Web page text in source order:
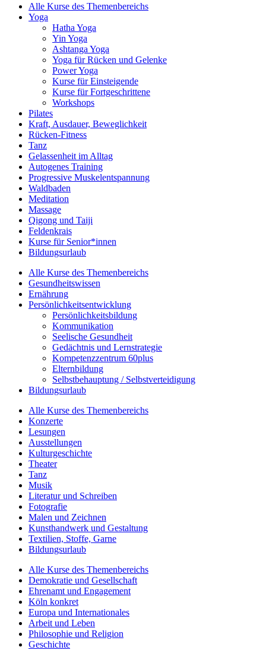
Alle Kurse des Themenbereichs
Yoga
Hatha Yoga
Yin Yoga
Ashtanga Yoga
Yoga für Rücken und Gelenke
Power Yoga
Kurse für Einsteigende
Kurse für Fortgeschrittene
Workshops
Pilates
Kraft, Ausdauer, Beweglichkeit
Rücken-Fitness
Tanz
Gelassenheit im Alltag
Autogenes Training
Progressive Muskelentspannung
Waldbaden
Meditation
Massage
Qigong und Taiji
Feldenkrais
Kurse für Senior*innen
Bildungsurlaub
Alle Kurse des Themenbereichs
Gesundheitswissen
Ernährung
Persönlichkeitsentwicklung
Persönlichkeitsbildung
Kommunikation
Seelische Gesundheit
Gedächtnis und Lernstrategie
Kompetenzzentrum 60plus
Elternbildung
Selbstbehauptung / Selbstverteidigung
Bildungsurlaub
Alle Kurse des Themenbereichs
Konzerte
Lesungen
Ausstellungen
Kulturgeschichte
Theater
Tanz
Musik
Literatur und Schreiben
Fotografie
Malen und Zeichnen
Kunsthandwerk und Gestaltung
Textilien, Stoffe, Garne
Bildungsurlaub
Alle Kurse des Themenbereichs
Demokratie und Gesellschaft
Ehrenamt und Engagement
Köln konkret
Europa und Internationales
Arbeit und Leben
Philosophie und Religion
Geschichte